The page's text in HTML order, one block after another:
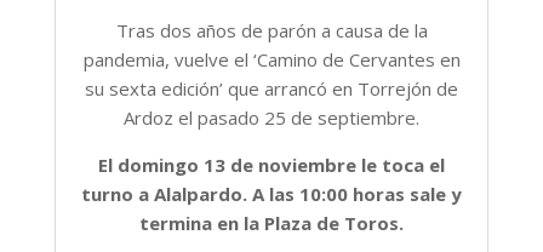
Tras dos años de parón a causa de la
pandemia, vuelve el ‘Camino de Cervantes en
su sexta edición’ que arrancó en Torrejón de
Ardoz el pasado 25 de septiembre.
El domingo 13 de noviembre le toca el
turno a Alalpardo. A las 10:00 horas sale y
termina en la Plaza de Toros.